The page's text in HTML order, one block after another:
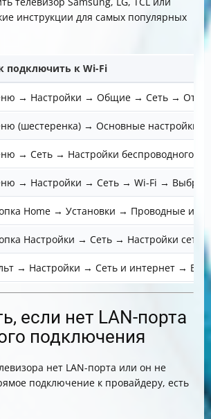
инструкции для самых популярных
подключить к Wi-Fi
→ Настройки → Общие → Сеть →
(шестеренка) → Основные настройки
→ Сеть → Настройки беспроводного
→ Настройки → Сеть → Wi-Fi →
Home → Установки → Проводные и
Настройки → Сеть → Настройки
→ Настройки → Сеть и интернет →
если нет LAN-порта
подключения
нет LAN-порта или он не
подключение к провайдеру, есть